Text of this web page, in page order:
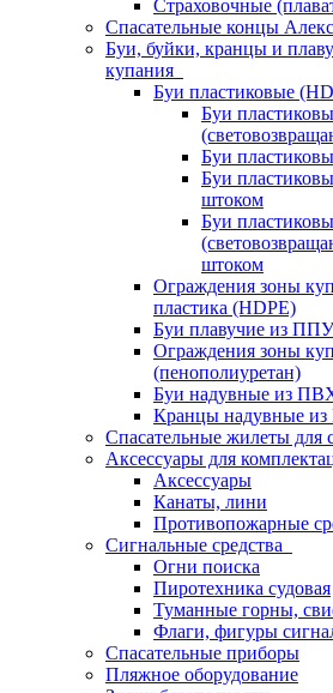
Страховочные
Спасательные концы
Буи, буйки, кранцы и
купания
Буи пластиковые
Буи
Буи
Буи
штоком
Буи
штоком
Ограждения зоны
пластика (HDPE)
Буи плавучие из ППУ
Ограждения зоны
(пенополиуретан)
Буи надувные из
Кранцы надувные
Спасательные жилеты для
Аксессуары для
Аксессуары
Канаты, лини
Противопожарные
Сигнальные средства
Огни поиска
Пиротехника судовая
Туманные горны,
Флаги, фигуры
Спасательные приборы
Пляжное оборудование